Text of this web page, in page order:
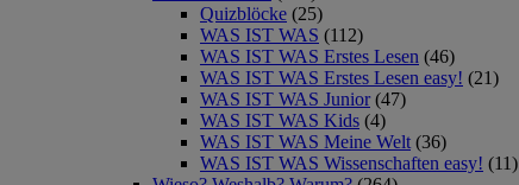
Quizblöcke (25)
WAS IST WAS (112)
WAS IST WAS Erstes Lesen (46)
WAS IST WAS Erstes Lesen easy! (21)
WAS IST WAS Junior (47)
WAS IST WAS Kids (4)
WAS IST WAS Meine Welt (36)
WAS IST WAS Wissenschaften easy! (11)